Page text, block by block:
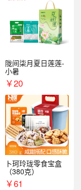
陇间柒月夏日莲莲-
小暑
￥20
卜珂玲珑零食宝盒
（380克）
￥61